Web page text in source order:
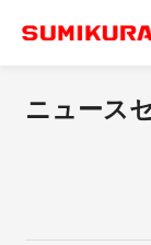
ニュース